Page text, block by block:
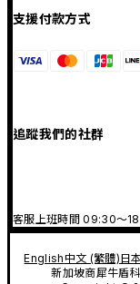
支援付款方式
追蹤我們的社群
客服上班時間 09:30～
English中文 (繁體)日
新加坡商犀牛盾